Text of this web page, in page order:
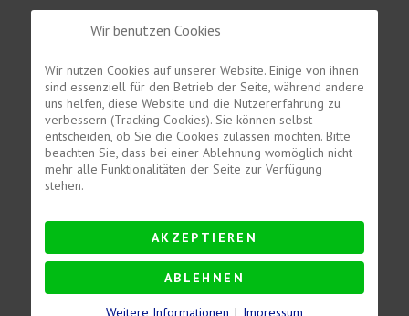
Wir benutzen Cookies
Wir nutzen Cookies auf unserer Website. Einige von ihnen
sind essenziell für den Betrieb der Seite, während andere
uns helfen, diese Website und die Nutzererfahrung zu
verbessern (Tracking Cookies). Sie können selbst
entscheiden, ob Sie die Cookies zulassen möchten. Bitte
beachten Sie, dass bei einer Ablehnung womöglich nicht
mehr alle Funktionalitäten der Seite zur Verfügung
stehen.
AKZEPTIEREN
ABLEHNEN
Weitere Informationen | Impressum